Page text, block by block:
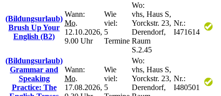
(Bildungsurlaub)
Brush Up Your
English (B2)
Wann:
Mo.
12.10.2026,
9.00 Uhr
Wie
viel:
5
Termine
Wo:
vhs, Haus S,
Yorckstr. 23,
Derendorf,
Raum
S.2.45
Nr.:
I471614
(Bildungsurlaub)
Grammar and
Speaking
Practice: The
Wann:
Mo.
17.08.2026,
Wie
viel:
5
Wo:
vhs, Haus S,
Yorckstr. 23,
Derendorf,
Nr.:
I480501